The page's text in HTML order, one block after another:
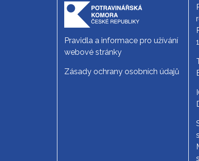
Pravidla a informace pro užívání
webové stránky
Zásady ochrany osobních údajů